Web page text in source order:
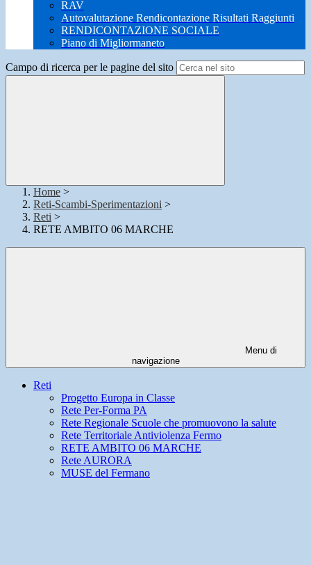
RAV
Autovalutazione Rendicontazione Risultati Raggiunti
RENDICONTAZIONE SOCIALE
Piano di Migliormaneto
Campo di ricerca per le pagine del sito
Home >
Reti-Scambi-Sperimentazioni >
Reti >
RETE AMBITO 06 MARCHE
Menu di
navigazione
Reti
Progetto Europa in Classe
Rete Per-Forma PA
Rete Regionale Scuole che promuovono la salute
Rete Territoriale Antiviolenza Fermo
RETE AMBITO 06 MARCHE
Rete AURORA
MUSE del Fermano